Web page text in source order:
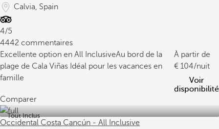
Calvia, Spain
4/5
4442 commentaires
Excellente option en All InclusiveAu bord de la
plage de Cala Viñas Idéal pour les vacances en
famille
À partir de
104/nuit
Voir
disponibilité
Comparer
Tout Inclus
Occidental Costa Cancún - All Inclusive